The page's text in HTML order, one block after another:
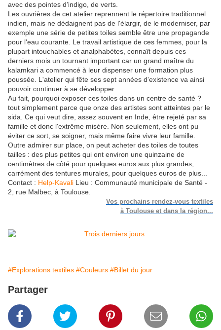
avec des pointes d'indigo, de verts.
Les ouvrières de cet atelier reprennent le répertoire traditionnel
indien, mais ne dédaignent pas de l'élargir, de le moderniser, par
exemple une série de petites toiles semble être une propagande
pour l'eau courante. Le travail artistique de ces femmes, pour la
plupart intouchables et analphabètes, connaît depuis ces
derniers mois un tournant important car un grand maître du
kalamkari a commencé à leur dispenser une formation plus
poussée. L'atelier qui fête ses sept années d'existence va ainsi
pouvoir continuer à se développer.
Au fait, pourquoi exposer ces toiles dans un centre de santé ?
tout simplement parce que onze des artistes sont atteintes par le
sida. Ce qui veut dire, assez souvent en Inde, être rejeté par sa
famille et donc l'extrême misère. Non seulement, elles ont pu
éviter ce sort, se soigner, mais même faire vivre leur famille.
Outre admirer sur place, on peut acheter des toiles de toutes
tailles : des plus petites qui ont environ une quinzaine de
centimètres de côté pour quelques euros aux plus grandes,
carrément des tentures murales, pour quelques euros de plus...
Contact : Help-Kavali Lieu : Communauté municipale de Santé -
2, rue Malbec, à Toulouse.
Vos prochains rendez-vous textiles
à Toulouse et dans la région...
#Explorations textiles #Couleurs #Billet du jour
Partager